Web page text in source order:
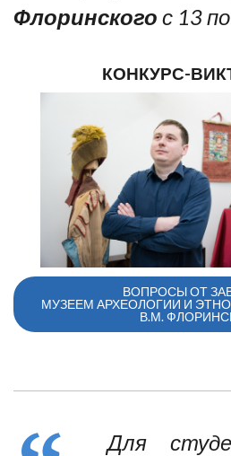
Флоринского с 13
КОНКУРС-
ВОПРОСЫ ОТ
МУЗЕЕМ АРХЕОЛОГИИ И
В.М.
Для